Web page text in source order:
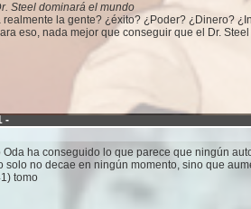
Steel dominará el mundo
realmente la gente? ¿éxito? ¿Poder? ¿Dinero?
eso, nada mejor que conseguir que el Dr.
-
Oda ha conseguido lo que parece que ningún
solo no decae en ningún momento, sino que
tomo